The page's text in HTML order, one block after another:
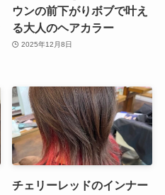
ウンの前下がりボブで叶え
る大人のヘアカラー
2025年12月8日
チェリーレッドのインナー